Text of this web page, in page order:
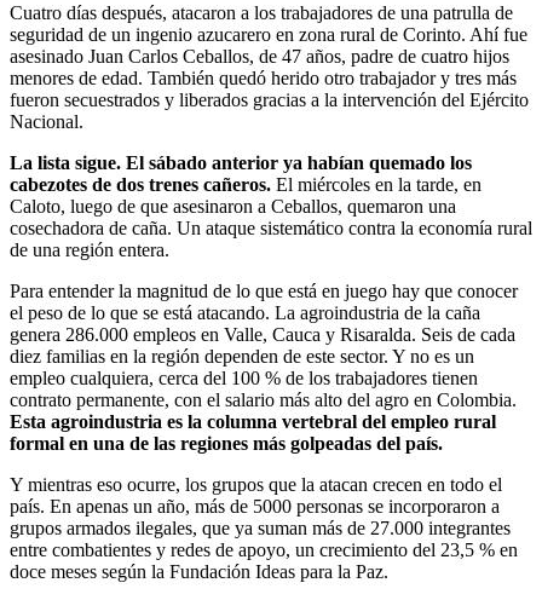
Cuatro días después, atacaron a los trabajadores de una patrulla de
seguridad de un ingenio azucarero en zona rural de Corinto. Ahí fue
asesinado Juan Carlos Ceballos, de 47 años, padre de cuatro hijos
menores de edad. También quedó herido otro trabajador y tres más
fueron secuestrados y liberados gracias a la intervención del Ejército
Nacional.
La lista sigue. El sábado anterior ya habían quemado los
cabezotes de dos trenes cañeros. El miércoles en la tarde, en
Caloto, luego de que asesinaron a Ceballos, quemaron una
cosechadora de caña. Un ataque sistemático contra la economía rural
de una región entera.
Para entender la magnitud de lo que está en juego hay que conocer
el peso de lo que se está atacando. La agroindustria de la caña
genera 286.000 empleos en Valle, Cauca y Risaralda. Seis de cada
diez familias en la región dependen de este sector. Y no es un
empleo cualquiera, cerca del 100 % de los trabajadores tienen
contrato permanente, con el salario más alto del agro en Colombia.
Esta agroindustria es la columna vertebral del empleo rural
formal en una de las regiones más golpeadas del país.
Y mientras eso ocurre, los grupos que la atacan crecen en todo el
país. En apenas un año, más de 5000 personas se incorporaron a
grupos armados ilegales, que ya suman más de 27.000 integrantes
entre combatientes y redes de apoyo, un crecimiento del 23,5 % en
doce meses según la Fundación Ideas para la Paz.